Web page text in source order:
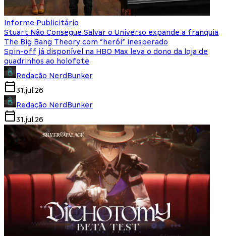
Informe Publicitário
Stuart Não Consegue Salvar o Universo expande a franquia
The Big Bang Theory com “herói” inesperado
Spin-off já disponível na HBO Max leva o dono da loja de
quadrinhos ao holofote
Redação NerdBunker
31.jul.26
Redação NerdBunker
31.jul.26